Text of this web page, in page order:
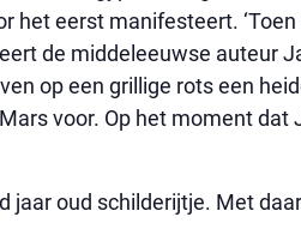
het eerst manifesteert.
de middeleeuwse auteur
op een grillige rots een
voor. Op het moment dat
jaar oud schilderijtje. Met